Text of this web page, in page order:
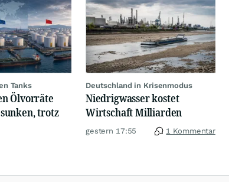
Tanks
Ölvorräte
trotz
Deutschland in Krisenmodus
Niedrigwasser kostet
Wirtschaft Milliarden
gestern 17:55 1 Kommentar